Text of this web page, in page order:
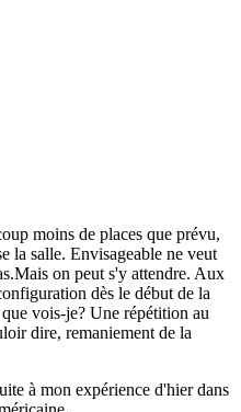
moins de places que prévu,
la salle. Envisageable ne veut
on peut s'y attendre. Aux
dès le début de la
vois-je? Une répétition au
dire, remaniement de la
à mon expérience d'hier dans